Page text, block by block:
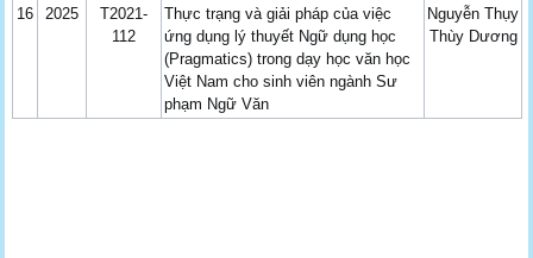
16 2025
T2021-
112
Thực trạng và giải pháp của việc
ứng dụng lý thuyết Ngữ dụng học
(Pragmatics) trong dạy học văn học
Việt Nam cho sinh viên ngành Sư
phạm Ngữ Văn
Nguyễn Thụy
Thùy Dương